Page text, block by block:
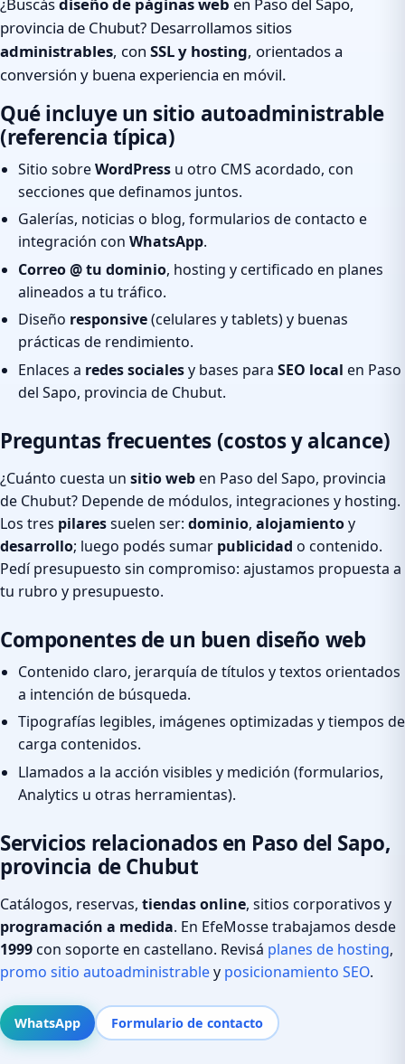
¿Buscásdiseño de páginas web en Paso del Sapo,
provincia de Chubut? Desarrollamos sitios
administrables, con SSL y hosting, orientados a
conversión y buena experiencia en móvil.
Qué incluye un sitio autoadministrable
(referencia típica)
Sitio sobreWordPress u otro CMS acordado, con
secciones que definamos juntos.
Galerías, noticias o blog, formularios de contacto e
integración con WhatsApp.
Correo @ tu dominio, hosting y certificado en planes
alineados a tu tráfico.
Diseño responsive(celulares y tablets) y buenas
prácticas de rendimiento.
Enlaces a redes socialesy bases para SEO local en Paso
del Sapo, provincia de Chubut.
Preguntas frecuentes (costos y alcance)
¿Cuánto cuesta un sitio weben Paso del Sapo, provincia
de Chubut? Depende de módulos, integraciones y hosting.
Los tres pilaressuelen ser: dominio, alojamientoy
desarrollo; luego podés sumar publicidad o contenido.
Pedí presupuesto sin compromiso: ajustamos propuesta a
tu rubro y presupuesto.
Componentes de un buen diseño web
Contenido claro, jerarquía de títulos y textos orientados
a intención de búsqueda.
Tipografías legibles, imágenes optimizadas y tiempos de
carga contenidos.
Llamados a la acción visibles y medición (formularios,
Analytics u otras herramientas).
Servicios relacionados en Paso del Sapo,
provincia de Chubut
Catálogos, reservas, tiendas online, sitios corporativos y
programación a medida. En EfeMosse trabajamos desde
1999con soporte en castellano. Revisá planes de hosting,
promo sitio autoadministrabley posicionamiento SEO.
WhatsApp Formulario de contacto